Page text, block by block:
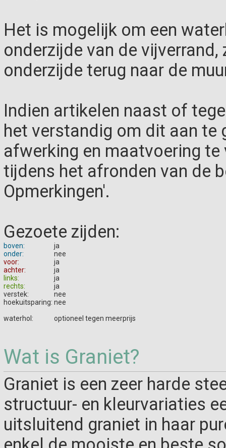
Het is mogelijk om een
onderzijde van de
onderzijde terug naar de
Indien artikelen naast of
het verstandig om dit aan te
afwerking en maatvoering
tijdens het afronden van de
Opmerkingen'.
Gezoete zijden:
boven:
ja
onder:
nee
voor:
ja
achter:
ja
links:
ja
rechts:
ja
verstek:
nee
hoekuitsparing: nee
waterhol:
optioneel tegen meerprijs
Wat is Graniet?
Graniet is een zeer harde
structuur- en kleurvariaties
uitsluitend graniet in haar